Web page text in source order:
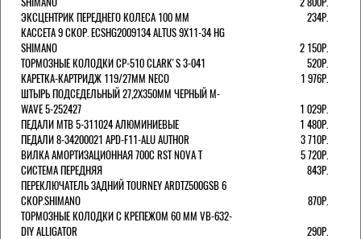
ЭКСЦЕНТРИК ПЕРЕДНЕГО КОЛЕСА 100 ММ
234Р.
КАССЕТА 9 СКОР. ECSHG2009134 ALTUS 9Х11-34 HG
SHIMANO
2 150Р.
ТОРМОЗНЫЕ КОЛОДКИ CP-510 CLARK'S 3-041
520Р.
КАРЕТКА-КАРТРИДЖ 119/27ММ NECO
1 976Р.
ШТЫРЬ ПОДСЕДЕЛЬНЫЙ 27,2Х350ММ ЧЕРНЫЙ M-
WAVE 5-252427
1 029Р.
ПЕДАЛИ MTB 5-311024 АЛЮМИНИЕВЫЕ
1 480Р.
ПЕДАЛИ 8-34200021 APD-F11-ALU AUTHOR
3 710Р.
ВИЛКА АМОРТИЗАЦИОННАЯ 700С RST NOVA T
5 720Р.
СИСТЕМА ПЕРЕДНЯЯ
843Р.
ПЕРЕКЛЮЧАТЕЛЬ ЗАДНИЙ TOURNEY ARDTZ500GSB 6
СКОР.SHIMANO
870Р.
ТОРМОЗНЫЕ КОЛОДКИ С КРЕПЕЖОМ 60 ММ VB-632-
DIY ALLIGATOR
290Р.